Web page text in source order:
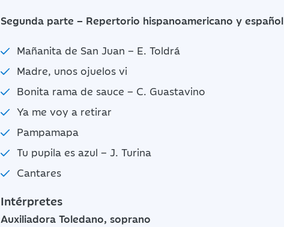
Segunda parte – Repertorio hispanoamericano y español
Mañanita de San Juan – E. Toldrá
Madre, unos ojuelos vi
Bonita rama de sauce – C. Guastavino
Ya me voy a retirar
Pampamapa
Tu pupila es azul – J. Turina
Cantares
Intérpretes
Auxiliadora Toledano, soprano